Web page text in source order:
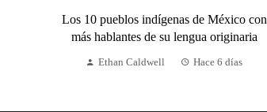
Los 10 pueblos indígenas de México con
más hablantes de su lengua originaria
Ethan Caldwell Hace 6 días